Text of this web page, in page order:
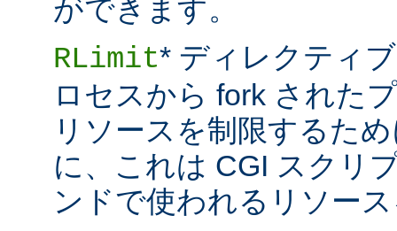
ができます。
RLimit* ディレクティ
ロセスから fork された
リソースを制限するた
に、これは CGI スクリ
ンドで使われるリソー